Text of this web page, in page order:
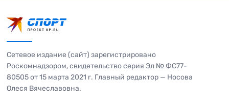
Сетевое издание (сайт) зарегистрировано
Роскомнадзором, свидетельство серия Эл № ФС77-
80505 от 15 марта 2021 г. Главный редактор — Носова
Олеся Вячеславовна.